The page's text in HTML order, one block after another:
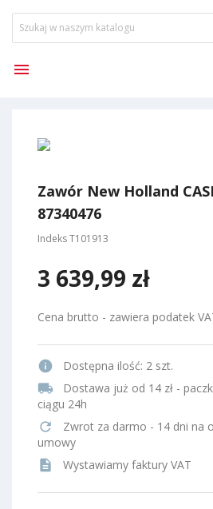

Zawór New Holland
87340476
IndeksT101913
3 639,99 zł
Cena brutto - zawiera podatek
info Dostępna ilość: 2 szt.
local_shipping
Dostawa już od 14 zł -
ciągu 24h
refresh
Zwrot za darmo - 14 dni na
umowy
description Wystawiamy faktury VAT